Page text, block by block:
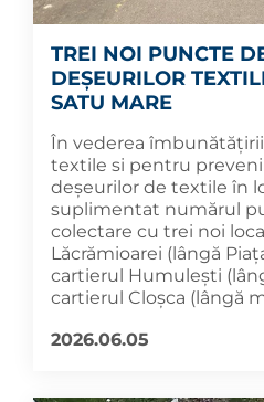
TREI NOI PUNCTE
DEȘEURILOR
SATU MARE
În vederea
textile si pentru
deșeurilor de textile în
suplimentat numărul
colectare cu trei noi
Lăcrămioarei (lângă
cartierul Humulești
cartierul Cloșca (lângă
2026.06.05